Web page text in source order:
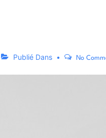
Publié Dans No